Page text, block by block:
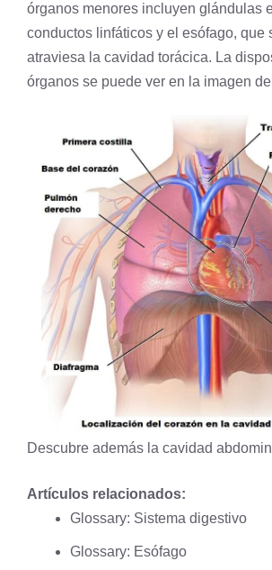
órganos menores incluyen glándulas
conductos linfáticos y el esófago, que
atraviesa la cavidad torácica. La
órganos se puede ver en la imagen
Descubre además la cavidad
Artículos relacionados:
Glossary: Sistema digestivo
Glossary: Esófago